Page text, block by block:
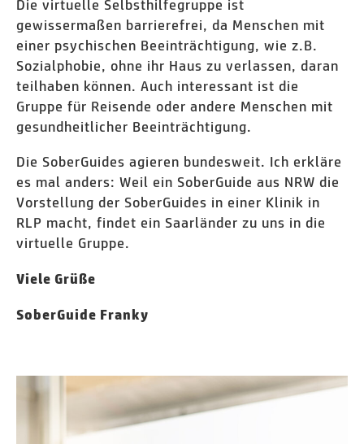
Die virtuelle Selbsthilfegruppe ist
gewissermaßen barrierefrei, da Menschen mit
einer psychischen Beeinträchtigung, wie z.B.
Sozialphobie, ohne ihr Haus zu verlassen, daran
teilhaben können. Auch interessant ist die
Gruppe für Reisende oder andere Menschen mit
gesundheitlicher Beeinträchtigung.
Die SoberGuides agieren bundesweit. Ich erkläre
es mal anders: Weil ein SoberGuide aus NRW die
Vorstellung der SoberGuides in einer Klinik in
RLP macht, findet ein Saarländer zu uns in die
virtuelle Gruppe.
Viele Grüße
SoberGuide Franky